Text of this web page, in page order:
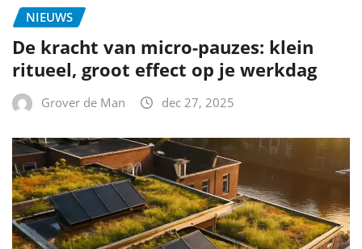
NIEUWS
De kracht van micro-pauzes: klein
ritueel, groot effect op je werkdag
Grover de Man dec 27, 2025